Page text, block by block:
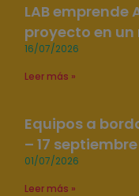
LAB emprende
proyecto en
16/07/2026
Leer más »
Equipos a
– 17 septiembre
01/07/2026
Leer más »